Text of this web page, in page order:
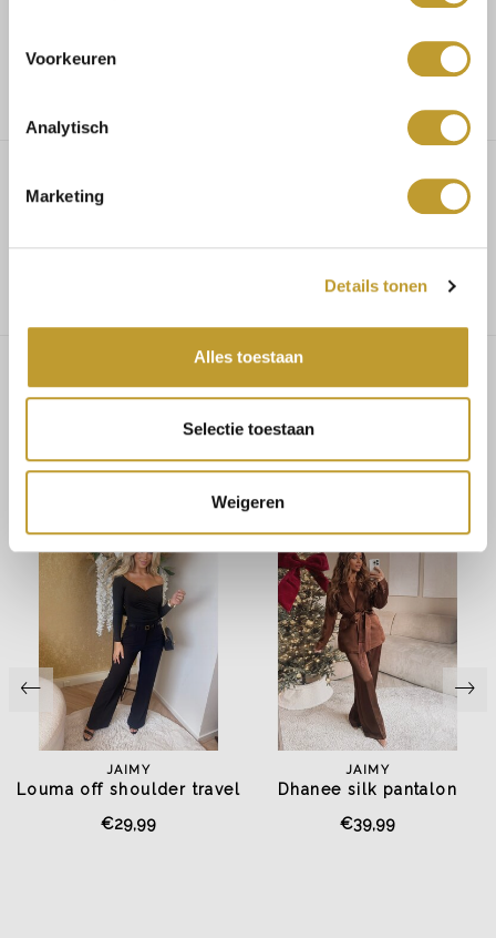
Voorkeuren
Analytisch
Marketing
Details tonen
Alles toestaan
Selectie toestaan
Weigeren
Dhanee silk blazer coffee
Das könnte Ihnen auch gefallen
JAIMY
Louma off shoulder travel
top black
€29,99
JAIMY
Dhanee silk pantalon
coffee
€39,99